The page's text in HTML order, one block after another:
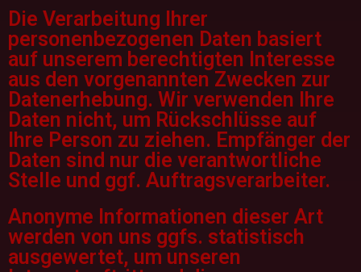
Die Verarbeitung Ihrer
personenbezogenen Daten basiert
auf unserem berechtigten Interesse
aus den vorgenannten Zwecken zur
Datenerhebung. Wir verwenden Ihre
Daten nicht, um Rückschlüsse auf
Ihre Person zu ziehen. Empfänger der
Daten sind nur die verantwortliche
Stelle und ggf. Auftragsverarbeiter.
Anonyme Informationen dieser Art
werden von uns ggfs. statistisch
ausgewertet, um unseren